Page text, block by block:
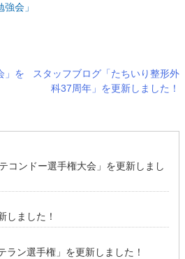
強会」
」を
スタッフブログ「たちいり整形外
科37周年」を更新しました！
コンドー選手権大会」を更新しまし
しました！
ラン選手権」を更新しました！